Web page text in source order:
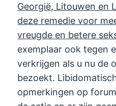
Georgië, Litouwen en
deze remedie voor
vreugde en betere
exemplaar ook tegen
verkrijgen als u nu de
bezoekt.
opmerkingen op